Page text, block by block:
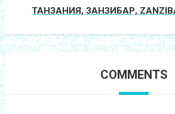
ТАНЗАНИЯ, ЗАНЗИБАР,
COMMENTS